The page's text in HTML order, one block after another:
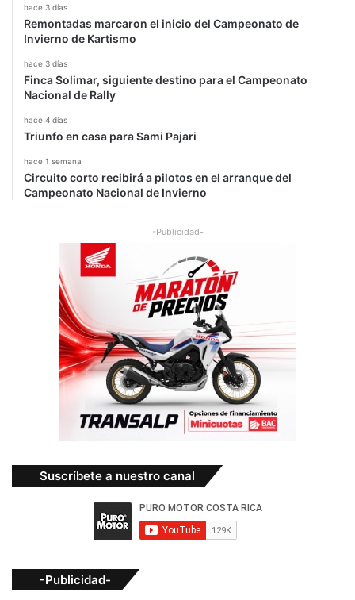
hace 3 días
Remontadas marcaron el inicio del Campeonato de
Invierno de Kartismo
hace 3 días
Finca Solimar, siguiente destino para el Campeonato
Nacional de Rally
hace 4 días
Triunfo en casa para Sami Pajari
hace 1 semana
Circuito corto recibirá a pilotos en el arranque del
Campeonato Nacional de Invierno
-Publicidad-
Suscríbete a nuestro canal
-Publicidad-